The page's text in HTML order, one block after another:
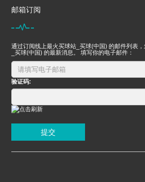
邮箱订阅
通过订阅线上最火买球站_买球(中国) 的邮件列表
_买球(中国) 的最新消息。 填写你的电子邮件：
验证码:
提交